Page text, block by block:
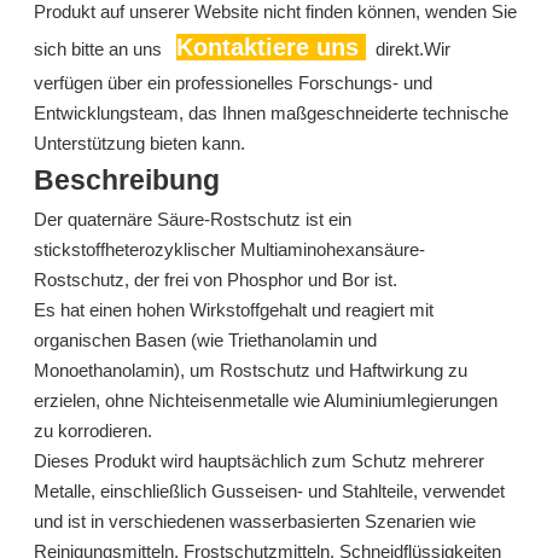
T746 basierend auf Dodecenylsuccinsäure -Rost -Inhibitor für hydraulische Öle und Turbinenöle
erkundigen erkundigen
Produkt auf unserer Website nicht finden können, wenden Sie
sich bitte an uns
Kontaktiere uns
direkt.Wir
verfügen über ein professionelles Forschungs- und
Entwicklungsteam, das Ihnen maßgeschneiderte technische
Unterstützung bieten kann.
Beschreibung
Der quaternäre Säure-Rostschutz ist ein
stickstoffheterozyklischer Multiaminohexansäure-
Rostschutz, der frei von Phosphor und Bor ist.
Es hat einen hohen Wirkstoffgehalt und reagiert mit
organischen Basen (wie Triethanolamin und
Monoethanolamin), um Rostschutz und Haftwirkung zu
erzielen, ohne Nichteisenmetalle wie Aluminiumlegierungen
zu korrodieren.
Dieses Produkt wird hauptsächlich zum Schutz mehrerer
Metalle, einschließlich Gusseisen- und Stahlteile, verwendet
und ist in verschiedenen wasserbasierten Szenarien wie
Reinigungsmitteln, Frostschutzmitteln, Schneidflüssigkeiten